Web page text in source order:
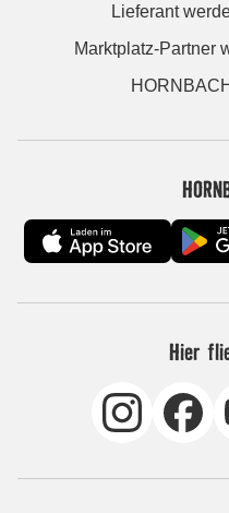
Lieferant
Marktplatz-Partner
Hier